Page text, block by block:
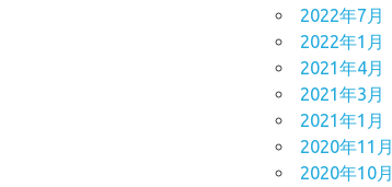
2022年7月
2022年1月
2021年4月
2021年3月
2021年1月
2020年11月
2020年10月